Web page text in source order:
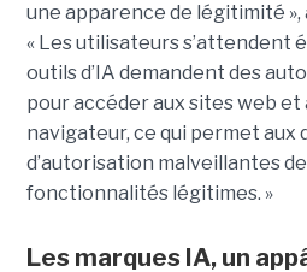
une apparence de légitimité »,
« Les utilisateurs s’attendent
outils d’IA demandent des
pour accéder aux sites web et
navigateur, ce qui permet aux
d’autorisation malveillantes
fonctionnalités légitimes. »
Les marques IA, un